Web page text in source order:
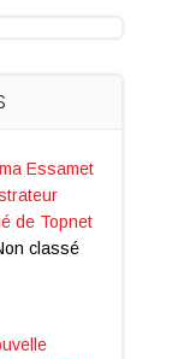
Essamet
de Topnet
classé